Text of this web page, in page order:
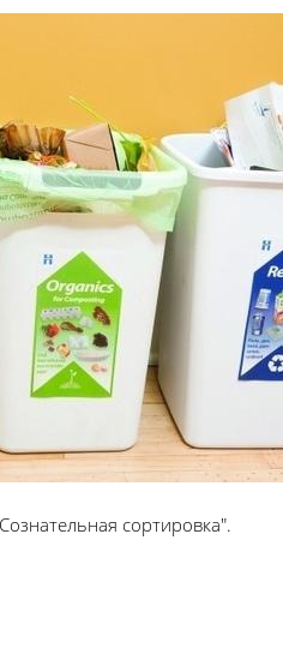
сортировка".